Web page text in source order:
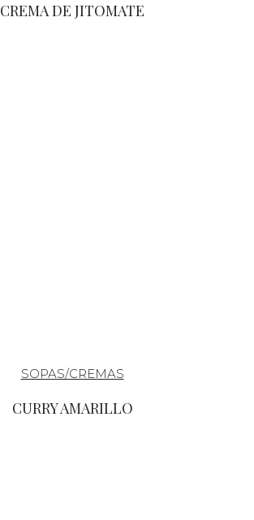
CREMA DE JITOMATE
SOPAS/CREMAS
CURRY AMARILLO